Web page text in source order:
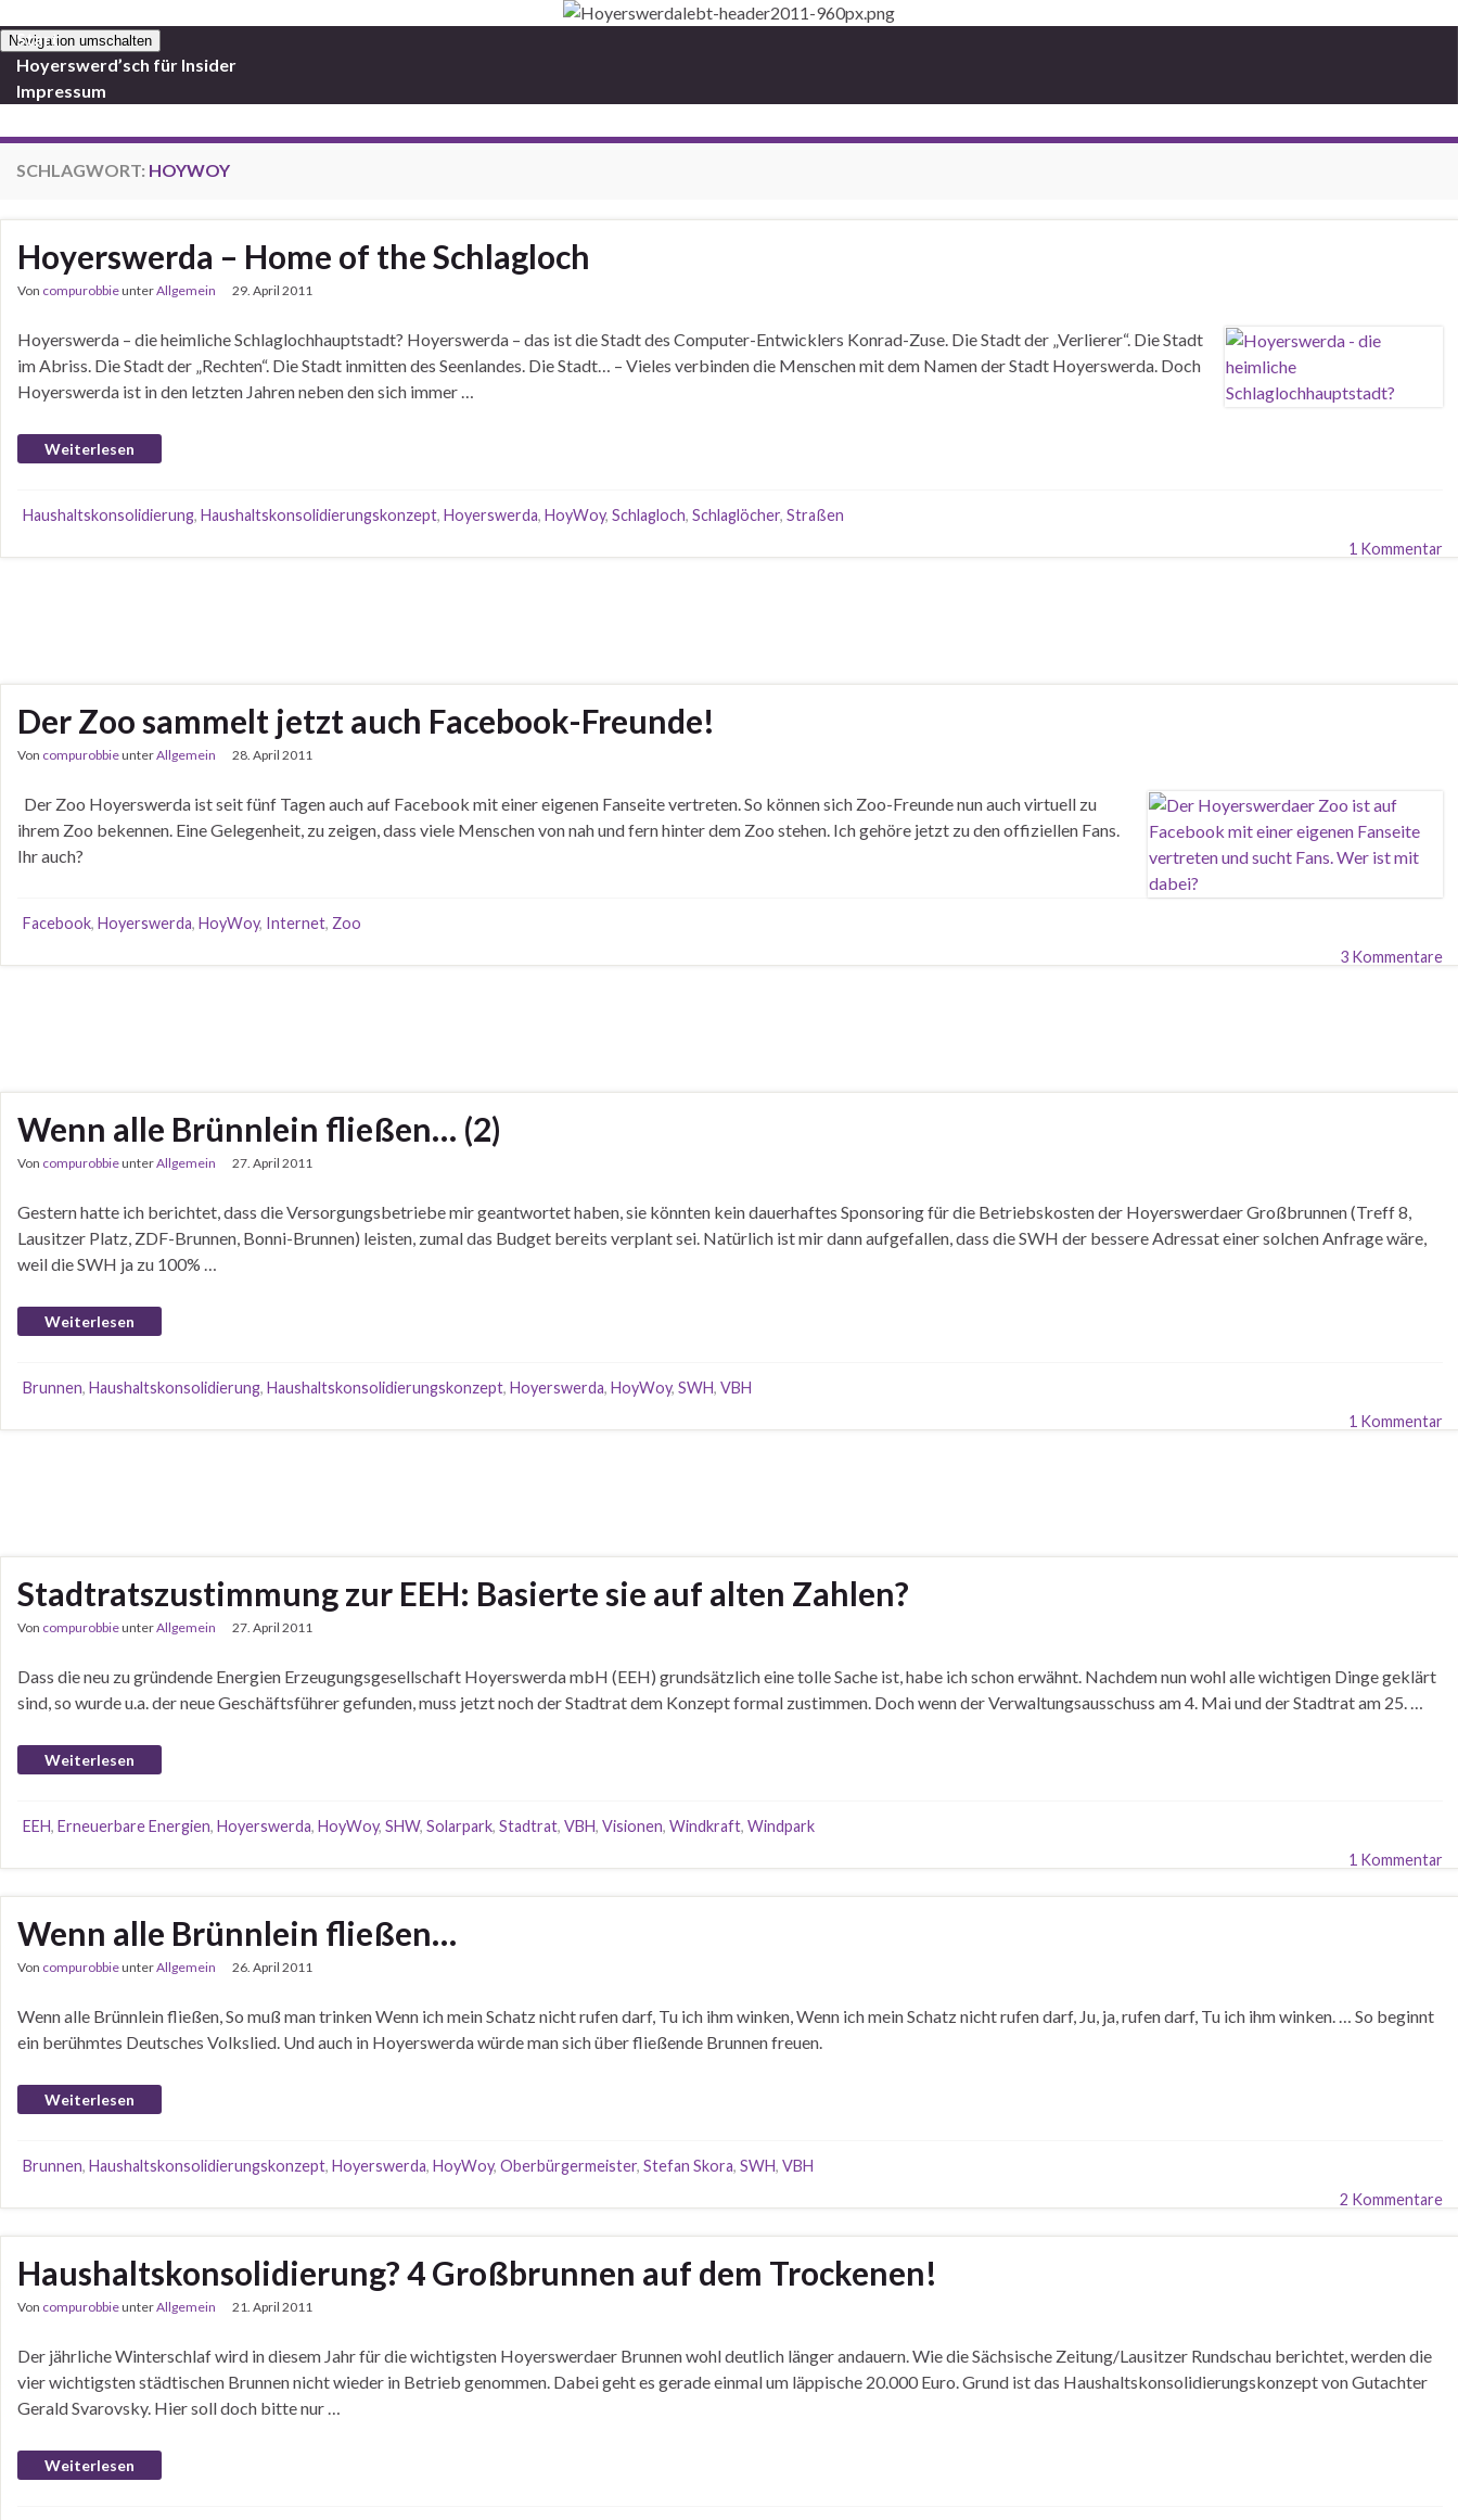
Navigation umschalten
Start
Hoyerswerd’sch für Insider
Impressum
SCHLAGWORT: HOYWOY
Hoyerswerda – Home of the Schlagloch
Von compurobbieunterAllgemein 29. April 2011
Hoyerswerda – die heimliche Schlaglochhauptstadt? Hoyerswerda – das ist die Stadt des Computer-Entwicklers Konrad-Zuse. Die Stadt der „Verlierer“. Die Stadt
im Abriss. Die Stadt der „Rechten“. Die Stadt inmitten des Seenlandes. Die Stadt… – Vieles verbinden die Menschen mit dem Namen der Stadt Hoyerswerda. Doch
Hoyerswerda ist in den letzten Jahren neben den sich immer …
Weiterlesen
Haushaltskonsolidierung, Haushaltskonsolidierungskonzept, Hoyerswerda, HoyWoy, Schlagloch, Schlaglöcher, Straßen
1 Kommentar
Der Zoo sammelt jetzt auch Facebook-Freunde!
Von compurobbieunterAllgemein 28. April 2011
Der Zoo Hoyerswerda ist seit fünf Tagen auch auf Facebook mit einer eigenen Fanseite vertreten. So können sich Zoo-Freunde nun auch virtuell zu
ihrem Zoo bekennen. Eine Gelegenheit, zu zeigen, dass viele Menschen von nah und fern hinter dem Zoo stehen. Ich gehöre jetzt zu den offiziellen Fans.
Ihr auch?
Facebook, Hoyerswerda, HoyWoy, Internet, Zoo
3 Kommentare
Wenn alle Brünnlein fließen… (2)
Von compurobbieunterAllgemein 27. April 2011
Gestern hatte ich berichtet, dass die Versorgungsbetriebe mir geantwortet haben, sie könnten kein dauerhaftes Sponsoring für die Betriebskosten der Hoyerswerdaer Großbrunnen (Treff 8,
Lausitzer Platz, ZDF-Brunnen, Bonni-Brunnen) leisten, zumal das Budget bereits verplant sei. Natürlich ist mir dann aufgefallen, dass die SWH der bessere Adressat einer solchen Anfrage wäre,
weil die SWH ja zu 100% …
Weiterlesen
Brunnen, Haushaltskonsolidierung, Haushaltskonsolidierungskonzept, Hoyerswerda, HoyWoy, SWH, VBH
1 Kommentar
Stadtratszustimmung zur EEH: Basierte sie auf alten Zahlen?
Von compurobbieunterAllgemein 27. April 2011
Dass die neu zu gründende Energien Erzeugungsgesellschaft Hoyerswerda mbH (EEH) grundsätzlich eine tolle Sache ist, habe ich schon erwähnt. Nachdem nun wohl alle wichtigen Dinge geklärt
sind, so wurde u.a. der neue Geschäftsführer gefunden, muss jetzt noch der Stadtrat dem Konzept formal zustimmen. Doch wenn der Verwaltungsausschuss am 4. Mai und der Stadtrat am 25. …
Weiterlesen
EEH, Erneuerbare Energien, Hoyerswerda, HoyWoy, SHW, Solarpark, Stadtrat, VBH, Visionen, Windkraft, Windpark
1 Kommentar
Wenn alle Brünnlein fließen…
Von compurobbieunterAllgemein 26. April 2011
Wenn alle Brünnlein fließen, So muß man trinken Wenn ich mein Schatz nicht rufen darf, Tu ich ihm winken, Wenn ich mein Schatz nicht rufen darf, Ju, ja, rufen darf, Tu ich ihm winken. … So beginnt
ein berühmtes Deutsches Volkslied. Und auch in Hoyerswerda würde man sich über fließende Brunnen freuen.
Weiterlesen
Brunnen, Haushaltskonsolidierungskonzept, Hoyerswerda, HoyWoy, Oberbürgermeister, Stefan Skora, SWH, VBH
2 Kommentare
Haushaltskonsolidierung? 4 Großbrunnen auf dem Trockenen!
Von compurobbieunterAllgemein 21. April 2011
Der jährliche Winterschlaf wird in diesem Jahr für die wichtigsten Hoyerswerdaer Brunnen wohl deutlich länger andauern. Wie die Sächsische Zeitung/Lausitzer Rundschau berichtet, werden die
vier wichtigsten städtischen Brunnen nicht wieder in Betrieb genommen. Dabei geht es gerade einmal um läppische 20.000 Euro. Grund ist das Haushaltskonsolidierungskonzept von Gutachter
Gerald Svarovsky. Hier soll doch bitte nur …
Weiterlesen